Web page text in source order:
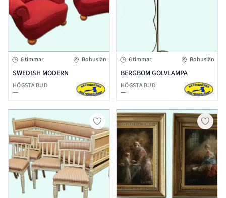
6 timmar Bohuslän
SWEDISH MODERN
HÖGSTA BUD
—
6 timmar Bohuslän
BERGBOM GOLVLAMPA
HÖGSTA BUD
—